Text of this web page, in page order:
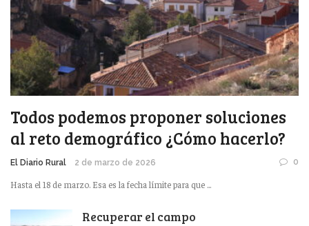
Todos podemos proponer soluciones
al reto demográfico ¿Cómo hacerlo?
El Diario Rural 2 de marzo de 2026 0
Hasta el 18 de marzo. Esa es la fecha límite para que ...
Recuperar el campo